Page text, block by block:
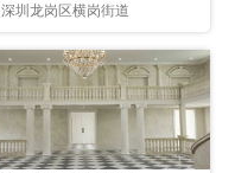
深圳龙岗区横岗街道